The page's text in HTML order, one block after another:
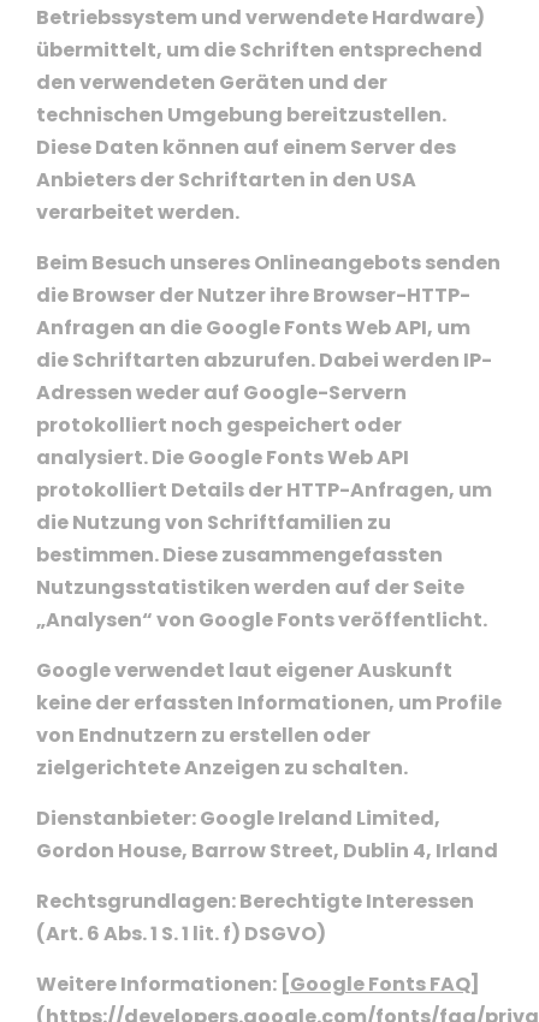
Betriebssystem und verwendete Hardware)
übermittelt, um die Schriften entsprechend
den verwendeten Geräten und der
technischen Umgebung bereitzustellen.
Diese Daten können auf einem Server des
Anbieters der Schriftarten in den USA
verarbeitet werden.
Beim Besuch unseres Onlineangebots senden
die Browser der Nutzer ihre Browser-HTTP-
Anfragen an die Google Fonts Web API, um
die Schriftarten abzurufen. Dabei werden IP-
Adressen weder auf Google-Servern
protokolliert noch gespeichert oder
analysiert. Die Google Fonts Web API
protokolliert Details der HTTP-Anfragen, um
die Nutzung von Schriftfamilien zu
bestimmen. Diese zusammengefassten
Nutzungsstatistiken werden auf der Seite
„Analysen“ von Google Fonts veröffentlicht.
Google verwendet laut eigener Auskunft
keine der erfassten Informationen, um Profile
von Endnutzern zu erstellen oder
zielgerichtete Anzeigen zu schalten.
Dienstanbieter: Google Ireland Limited,
Gordon House, Barrow Street, Dublin 4, Irland
Rechtsgrundlagen: Berechtigte Interessen
(Art. 6 Abs. 1 S. 1 lit. f) DSGVO)
Weitere Informationen: [Google Fonts FAQ]